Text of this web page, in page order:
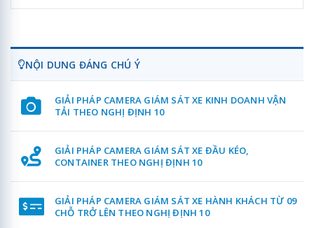
NỘI DUNG ĐÁNG CHÚ Ý
GIẢI PHÁP CAMERA GIÁM SÁT XE KINH DOANH VẬN
TẢI THEO NGHỊ ĐỊNH 10
GIẢI PHÁP CAMERA GIÁM SÁT XE ĐẦU KÉO,
CONTAINER THEO NGHỊ ĐỊNH 10
GIẢI PHÁP CAMERA GIÁM SÁT XE HÀNH KHÁCH TỪ 09
CHỖ TRỞ LÊN THEO NGHỊ ĐỊNH 10